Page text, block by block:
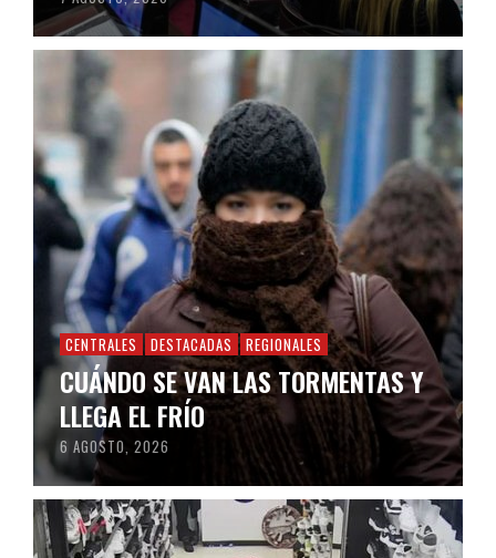
CENTRALES DESTACADAS REGIONALES
CUÁNDO SE VAN LAS TORMENTAS Y
LLEGA EL FRÍO
6 AGOSTO, 2026